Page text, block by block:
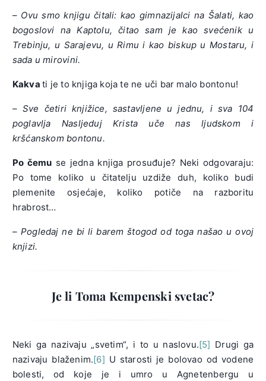
– Ovu smo knjigu čitali: kao gimnazijalci na Šalati, kao
bogoslovi na Kaptolu, čitao sam je kao svećenik u
Trebinju, u Sarajevu, u Rimu i kao biskup u Mostaru, i
sada u mirovini.
Kakvati je to knjiga koja te ne uči bar malo bontonu!
–Sve četiri knjižice, sastavljene u jednu, i sva 104
poglavlja Nasljeduj Krista uče nas ljudskom i
kršćanskom bontonu.
Po čemu se jedna knjiga prosuđuje? Neki odgovaraju:
Po tome koliko u čitatelju uzdiže duh, koliko budi
plemenite osjećaje, koliko potiče na razboritu
hrabrost…
– Pogledaj ne bi li barem štogod od toga našao u ovoj
knjizi.
Je li Toma Kempenski svetac?
Neki ga nazivaju „svetim“, i to u naslovu.[5] Drugi ga
nazivaju blaženim.[6] U starosti je bolovao od vodene
bolesti, od koje je i umro u Agnetenbergu u